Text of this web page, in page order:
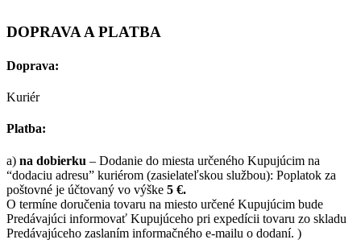
DOPRAVA A PLATBA
Doprava:
Kuriér
Platba:
a) na dobierku – Dodanie do miesta určeného Kupujúcim na
“dodaciu adresu” kuriérom (zasielateľskou službou): Poplatok za
poštovné je účtovaný vo výške 5 €.
O termíne doručenia tovaru na miesto určené Kupujúcim bude
Predávajúci informovať Kupujúceho pri expedícii tovaru zo skladu
Predávajúceho zaslaním informačného e-mailu o dodaní. )